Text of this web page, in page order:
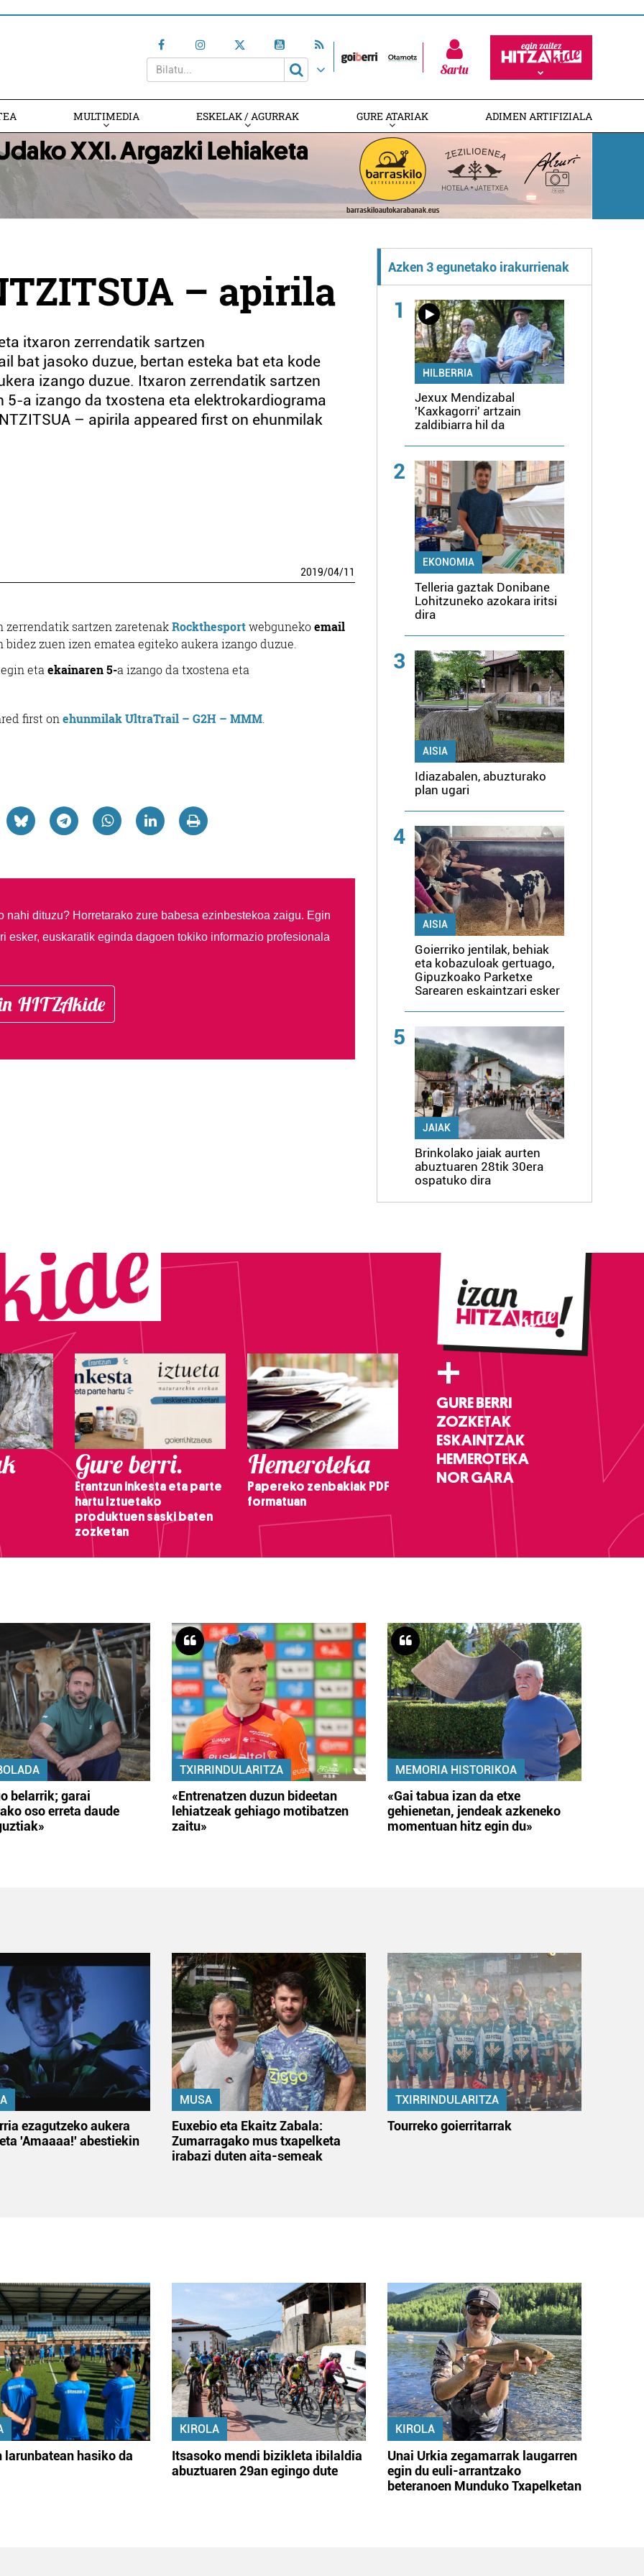
Sartu
MULTIMEDIA ESKELAK / AGURRAK GURE ATARIAK ADIMEN ARTIFIZIALA
– apirila
itxaron zerrendatik sartzen
bat jasoko duzue, bertan esteka bat eta kode
izango duzue. Itxaron zerrendatik sartzen
5-a izango da txostena eta elektrokardiograma
– apirila appeared first on ehunmilak
2019/04/11
sartzen zaretenakRockthesportwebgunekoemail
zuen izen ematea egiteko aukera izango duzue.
eta ekainaren 5-a izango da txostena eta
first on ehunmilak UltraTrail – G2H – MMM
nahi dituzu? Horretarako zure babesa ezinbestekoa zaigu. Egin
esker, euskaratik eginda dagoen tokiko informazio profesionala
HITZAkide
Azken 3 egunetako irakurrienak
1
HILBERRIA
Jexux Mendizabal
'Kaxkagorri' artzain
zaldibiarra hil da
2
EKONOMIA
Telleria gaztak Donibane
Lohitzuneko azokara iritsi
dira
3
AISIA
Idiazabalen, abuzturako
plan ugari
4
AISIA
Goierriko jentilak, behiak
eta kobazuloak gertuago,
Gipuzkoako Parketxe
Sarearen eskaintzari esker
5
JAIAK
Brinkolako jaiak aurten
abuztuaren 28tik 30era
ospatuko dira
Gure berri.
Erantzun inkesta eta parte
hartu Iztuetako
produktuen saski baten
zozketan
Hemeroteka
Papereko zenbakiak PDF
formatuan
+
GURE BERRI
ZOZKETAK
ESKAINTZAK
HEMEROTEKA
NOR GARA
belarrik; garai
oso erreta daude
TXIRRINDULARITZA
«Entrenatzen duzun bideetan
lehiatzeak gehiago motibatzen
zaitu»
MEMORIA HISTORIKOA
«Gai tabua izan da etxe
gehienetan, jendeak azkeneko
momentuan hitz egin du»
ezagutzeko aukera
'Amaaaa!' abestiekin
MUSA
Euxebio eta Ekaitz Zabala:
Zumarragako mus txapelketa
irabazi duten aita-semeak
TXIRRINDULARITZA
Tourreko goierritarrak
larunbatean hasiko da
KIROLA
Itsasoko mendi bizikleta ibilaldia
abuztuaren 29an egingo dute
KIROLA
Unai Urkia zegamarrak laugarren
egin du euli-arrantzako
beteranoen Munduko Txapelketan